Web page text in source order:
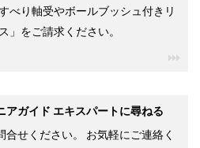
べり軸受やボールブッシュ付きリ
」をご請求ください。
アガイド エキスパートに尋ねる
合せください。 お気軽にご連絡く